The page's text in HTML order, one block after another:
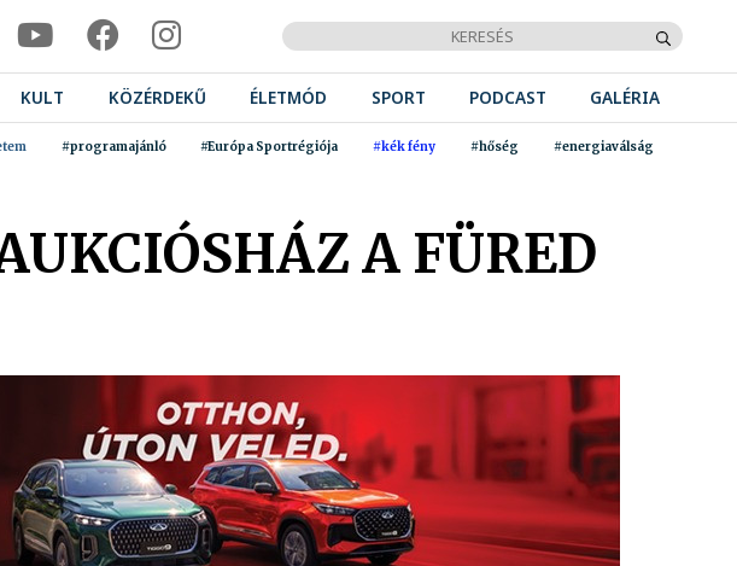
KULT KÖZÉRDEKŰ ÉLETMÓD SPORT PODCAST GALÉRIA
#programajánló #Európa Sportrégiója #kék fény #hőség #energiaválság
A FÜRED